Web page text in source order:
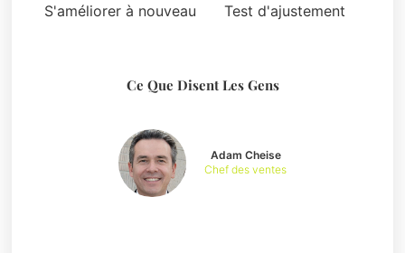
S'améliorer à nouveau Test d'ajustement
Ce Que Disent Les Gens
Adam Cheise
Chef des ventes